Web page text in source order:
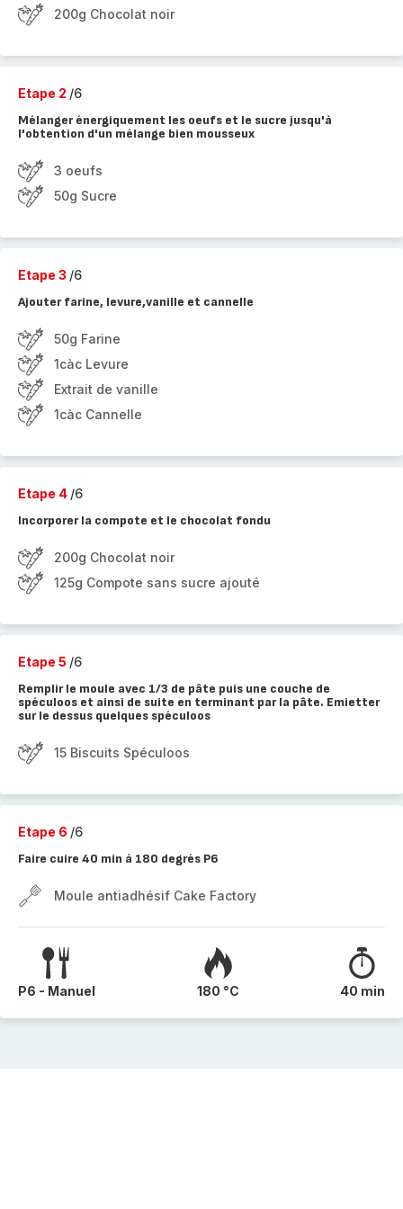
200g Chocolat noir
Etape 2 /6
Mélanger énergiquement les oeufs et le sucre jusqu'à
l'obtention d'un mélange bien mousseux
3 oeufs
50g Sucre
Etape 3 /6
Ajouter farine, levure,vanille et cannelle
50g Farine
1càc Levure
Extrait de vanille
1càc Cannelle
Etape 4 /6
Incorporer la compote et le chocolat fondu
200g Chocolat noir
125g Compote sans sucre ajouté
Etape 5 /6
Remplir le moule avec 1/3 de pâte puis une couche de
spéculoos et ainsi de suite en terminant par la pâte. Emietter
sur le dessus quelques spéculoos
15 Biscuits Spéculoos
Etape 6 /6
Faire cuire 40 min à 180 degrés P6
Moule antiadhésif Cake Factory
P6 - Manuel 180 °C 40 min